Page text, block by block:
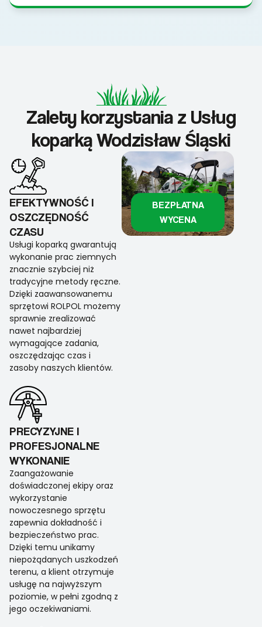
Zalety korzystania z Usług
koparką Wodzisław Śląski
EFEKTYWNOŚĆ I
OSZCZĘDNOŚĆ
CZASU
Usługi koparką gwarantują
wykonanie prac ziemnych
znacznie szybciej niż
tradycyjne metody ręczne.
Dzięki zaawansowanemu
sprzętowi ROLPOL możemy
sprawnie zrealizować
nawet najbardziej
wymagające zadania,
oszczędzając czas i
zasoby naszych klientów.
PRECYZYJNE I
PROFESJONALNE
WYKONANIE
Zaangażowanie
doświadczonej ekipy oraz
wykorzystanie
nowoczesnego sprzętu
zapewnia dokładność i
bezpieczeństwo prac.
Dzięki temu unikamy
niepożądanych uszkodzeń
terenu, a klient otrzymuje
usługę na najwyższym
poziomie, w pełni zgodną z
jego oczekiwaniami.
BEZPŁATNA
WYCENA